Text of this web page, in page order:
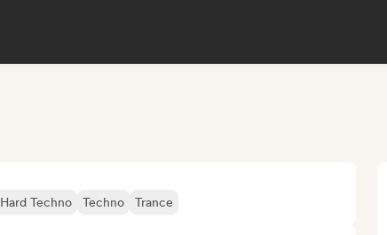
Hard Techno Techno Trance